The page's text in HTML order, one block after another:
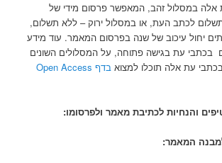
אלה במסלול זהב, המאפשר פרסום מידי של
לכתב העת, או במסלול ירוק – ללא תשלום,
יחול עיכוב של שנה בפרסום המאמר. עוד מידע
בכתבי עת בגישה פתוחה, על המסלולים השונים
בכתבי עת אלה תוכלו למצוא בדף Open Access
והנחיות לכתיבת מאמר ולפרסומו:
המאמר: